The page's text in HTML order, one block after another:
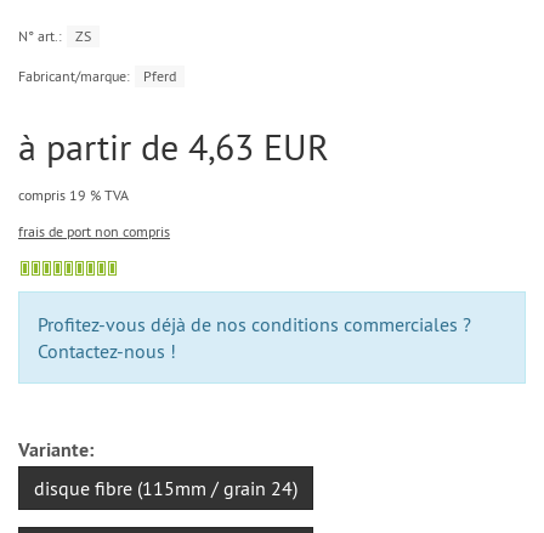
N° art.: ZS
Fabricant/marque: Pferd
à partir de 4,63 EUR
compris 19 % TVA
frais de port non compris
Profitez-vous déjà de nos conditions commerciales ?
Contactez-nous !
Variante:
disque fibre (115mm / grain 24)